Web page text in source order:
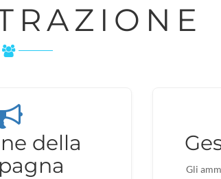
della
Gli